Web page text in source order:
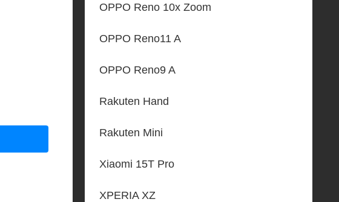
OPPO Reno 10x Zoom
OPPO Reno11 A
OPPO Reno9 A
Rakuten Hand
Rakuten Mini
Xiaomi 15T Pro
XPERIA XZ